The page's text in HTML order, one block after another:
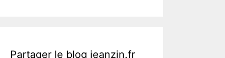
Partager le blog jeanzin.fr